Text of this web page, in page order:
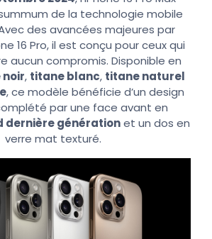
de la technologie mobile
des avancées majeures par
16 Pro, il est conçu pour ceux qui
aucun compromis. Disponible en
, titane blanc, titane naturel
, ce modèle bénéficie d’un design
par une face avant en
dernière générationet un dos en
verre mat texturé.